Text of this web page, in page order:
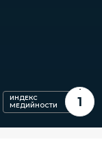
ИНДЕКС
МЕДИЙНОСТИ
1